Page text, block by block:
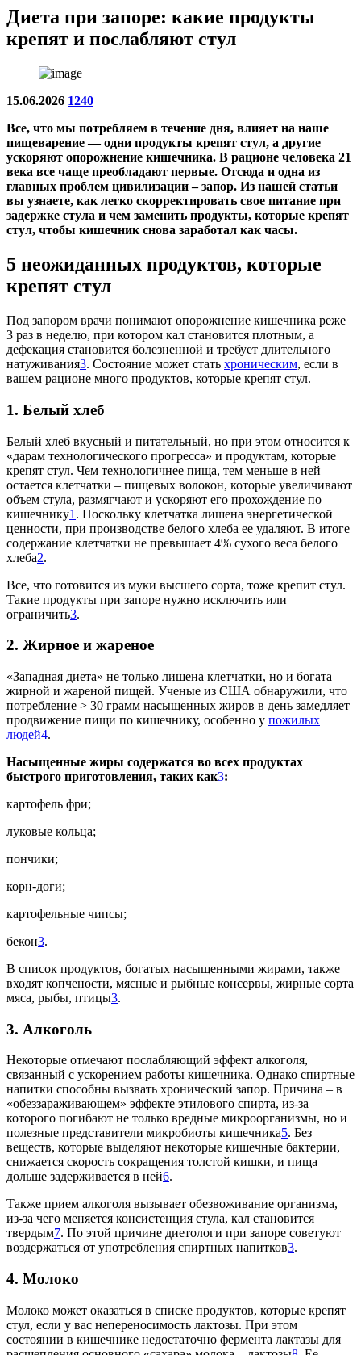
Диета при запоре: какие продукты
крепят и послабляют стул
15.06.2026 1240
Все, что мы потребляем в течение дня, влияет на наше
пищеварение — одни продукты крепят стул, а другие
ускоряют опорожнение кишечника. В рационе человека 21
века все чаще преобладают первые. Отсюда и одна из
главных проблем цивилизации – запор. Из нашей статьи
вы узнаете, как легко скорректировать свое питание при
задержке стула и чем заменить продукты, которые крепят
стул, чтобы кишечник снова заработал как часы.
5 неожиданных продуктов, которые
крепят стул
Под запором врачи понимают опорожнение кишечника реже
3 раз в неделю, при котором кал становится плотным, а
дефекация становится болезненной и требует длительного
натуживания3. Состояние может стать хроническим, если в
вашем рационе много продуктов, которые крепят стул.
1. Белый хлеб
Белый хлеб вкусный и питательный, но при этом относится к
«дарам технологического прогресса» и продуктам, которые
крепят стул. Чем технологичнее пища, тем меньше в ней
остается клетчатки – пищевых волокон, которые увеличивают
объем стула, размягчают и ускоряют его прохождение по
кишечнику1 . Поскольку клетчатка лишена энергетической
ценности, при производстве белого хлеба ее удаляют. В итоге
содержание клетчатки не превышает 4% сухого веса белого
хлеба2.
Все, что готовится из муки высшего сорта, тоже крепит стул.
Такие продукты при запоре нужно исключить или
ограничить3.
2. Жирное и жареное
«Западная диета» не только лишена клетчатки, но и богата
жирной и жареной пищей. Ученые из США обнаружили, что
потребление > 30 грамм насыщенных жиров в день замедляет
продвижение пищи по кишечнику, особенно у пожилых
людей4.
Насыщенные жиры содержатся во всех продуктах
быстрого приготовления, таких как3:
картофель фри;
луковые кольца;
пончики;
корн-доги;
картофельные чипсы;
бекон3.
В список продуктов, богатых насыщенными жирами, также
входят копчености, мясные и рыбные консервы, жирные сорта
мяса, рыбы, птицы3.
3. Алкоголь
Некоторые отмечают послабляющий эффект алкоголя,
связанный с ускорением работы кишечника. Однако спиртные
напитки способны вызвать хронический запор. Причина – в
«обеззараживающем» эффекте этилового спирта, из-за
которого погибают не только вредные микроорганизмы, но и
полезные представители микробиоты кишечника5. Без
веществ, которые выделяют некоторые кишечные бактерии,
снижается скорость сокращения толстой кишки, и пища
дольше задерживается в ней6.
Также прием алкоголя вызывает обезвоживание организма,
из-за чего меняется консистенция стула, кал становится
твердым7. По этой причине диетологи при запоре советуют
воздержаться от употребления спиртных напитков3.
4. Молоко
Молоко может оказаться в списке продуктов, которые крепят
стул, если у вас непереносимость лактозы. При этом
состоянии в кишечнике недостаточно фермента лактазы для